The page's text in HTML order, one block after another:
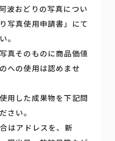
波おどりの写真につい
写真使用申請書」にて
。
真そのものに商品価値
への使用は認めませ
用した成果物を下記問
さい。
はアドレスを、新